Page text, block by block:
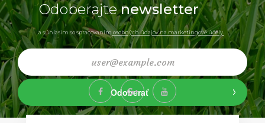
Odoberajtenewsletter
a súhlasim so spracovaním osobných údajov na marketingové účely.
Odoberať